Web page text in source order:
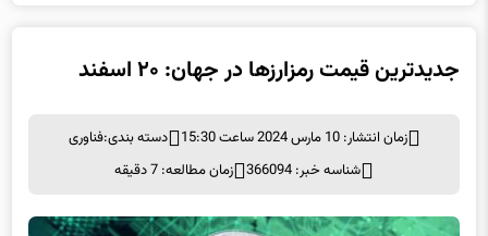
شناسه خبر: 366094
زمان مطالعه: 7 دقیقه